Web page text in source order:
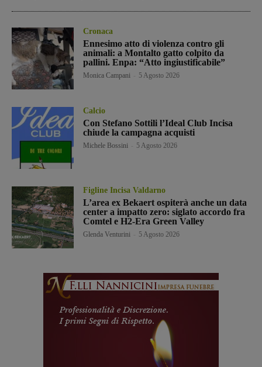
Cronaca
Ennesimo atto di violenza contro gli
animali: a Montalto gatto colpito da
pallini. Enpa: “Atto ingiustificabile”
Monica Campani 5 Agosto 2026
Calcio
Con Stefano Sottili l’Ideal Club Incisa
chiude la campagna acquisti
Michele Bossini 5 Agosto 2026
Figline Incisa Valdarno
L’area ex Bekaert ospiterà anche un data
center a impatto zero: siglato accordo fra
Comtel e H2-Era Green Valley
Glenda Venturini 5 Agosto 2026